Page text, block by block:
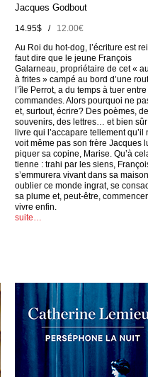
Jacques Godbout
14.95$ /12.00€
Au Roi du hot-dog, l’écriture est
faut dire que le jeune François
Galarneau, propriétaire de cet «
à frites » campé au bord d’une
l’île Perrot, a du temps à tuer
commandes. Alors pourquoi ne
et, surtout, écrire? Des poèmes,
souvenirs, des lettres… et bien
livre qui l’accapare tellement qu’il
voit même pas son frère Jacques
piquer sa copine, Marise. Qu’à
tienne : trahi par les siens,
s’emmurera vivant dans sa
oublier ce monde ingrat, se
sa plume et, peut-être,
vivre enfin.
suite…